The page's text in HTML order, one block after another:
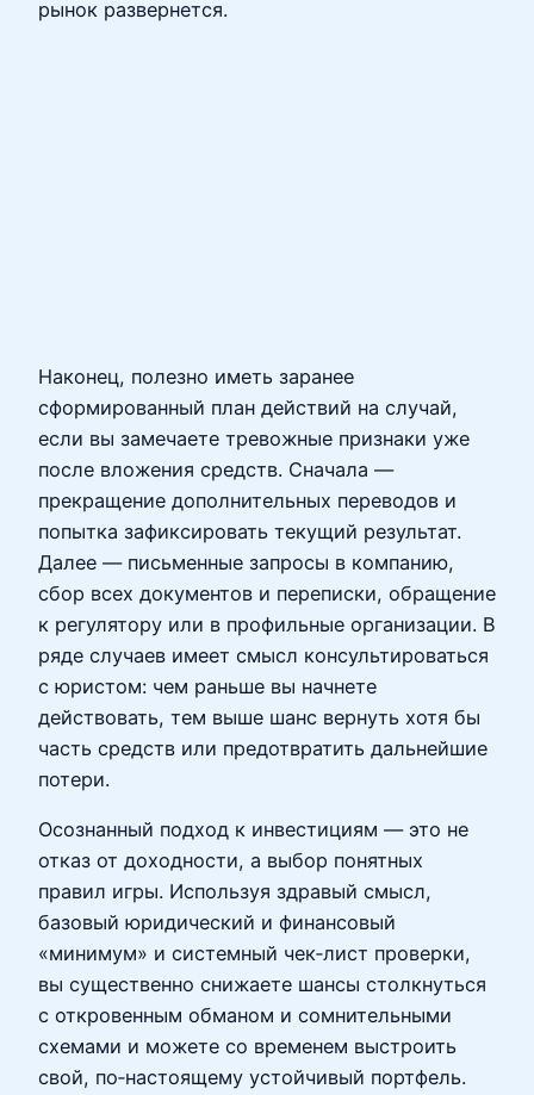
рынок развернется.
Наконец, полезно иметь заранее
сформированный план действий на случай,
если вы замечаете тревожные признаки уже
после вложения средств. Сначала —
прекращение дополнительных переводов и
попытка зафиксировать текущий результат.
Далее — письменные запросы в компанию,
сбор всех документов и переписки, обращение
к регулятору или в профильные организации. В
ряде случаев имеет смысл консультироваться
с юристом: чем раньше вы начнете
действовать, тем выше шанс вернуть хотя бы
часть средств или предотвратить дальнейшие
потери.
Осознанный подход к инвестициям — это не
отказ от доходности, а выбор понятных
правил игры. Используя здравый смысл,
базовый юридический и финансовый
«минимум» и системный чек‑лист проверки,
вы существенно снижаете шансы столкнуться
с откровенным обманом и сомнительными
схемами и можете со временем выстроить
свой, по‑настоящему устойчивый портфель.